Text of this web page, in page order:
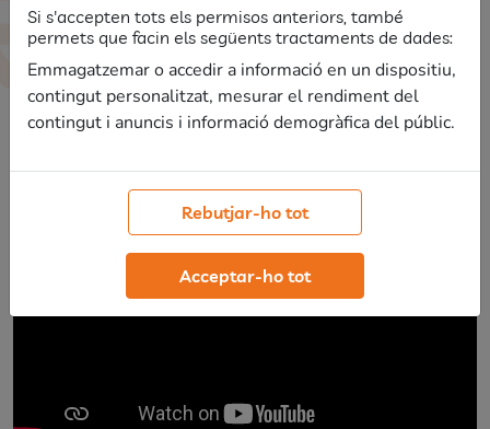
Opiniones de nuestros alumnos
y ex-alumnos
Si s'accepten tots els permisos anteriors, també
permets que facin els següents tractaments de dades:
Emmagatzemar o accedir a informació en un dispositiu,
contingut personalitzat, mesurar el rendiment del
contingut i anuncis i informació demogràfica del públic.
Rebutjar-ho tot
Acceptar-ho tot